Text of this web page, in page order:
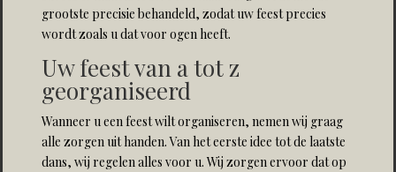
grootste precisie behandeld, zodat uw feest precies
wordt zoals u dat voor ogen heeft.
Uw feest van a tot z
georganiseerd
Wanneer u een feest wilt organiseren, nemen wij graag
alle zorgen uit handen. Van het eerste idee tot de laatste
dans, wij regelen alles voor u. Wij zorgen ervoor dat op